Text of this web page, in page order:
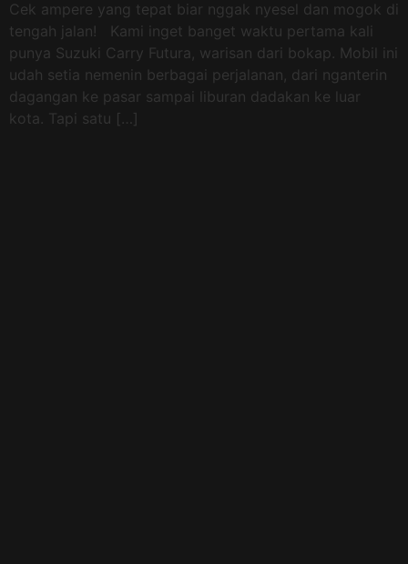
Cek ampere yang tepat biar nggak nyesel dan mogok di
tengah jalan! Kami inget banget waktu pertama kali
punya Suzuki Carry Futura, warisan dari bokap. Mobil ini
udah setia nemenin berbagai perjalanan, dari nganterin
dagangan ke pasar sampai liburan dadakan ke luar
kota. Tapi satu […]